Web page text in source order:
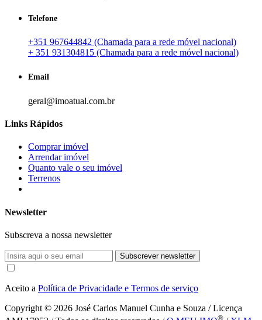
Telefone
+351 967644842 (Chamada para a rede móvel nacional)
+ 351 931304815 (Chamada para a rede móvel nacional)
Email
geral@imoatual.com.br
Links Rápidos
Comprar imóvel
Arrendar imóvel
Quanto vale o seu imóvel
Terrenos
Newsletter
Subscreva a nossa newsletter
Subscrever newsletter
Aceito a Política de Privacidade e Termos de serviço
Copyright © 2026 José Carlos Manuel Cunha e Souza / Licença
®